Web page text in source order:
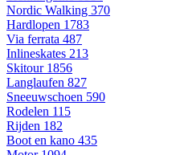
Nordic Walking 370
Hardlopen 1783
Via ferrata 487
Inlineskates 213
Skitour 1856
Langlaufen 827
Sneeuwschoen 590
Rodelen 115
Rijden 182
Boot en kano 435